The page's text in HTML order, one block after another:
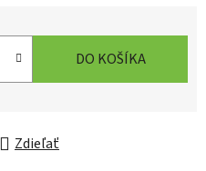
DO KOŠÍKA
Zdieľať